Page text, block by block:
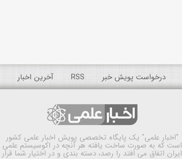
درخواست پویش خبر RSS آخرین اخبار
"اخبار علمی" یک پایگاه تخصصی پویش اخبار علمی کشور
است که به صورت ساخت یافته هر آنچه در اکوسیستم علمی
ایران اتفاق می افتد را رصد، دسته بندی و در اختیار شما قرار